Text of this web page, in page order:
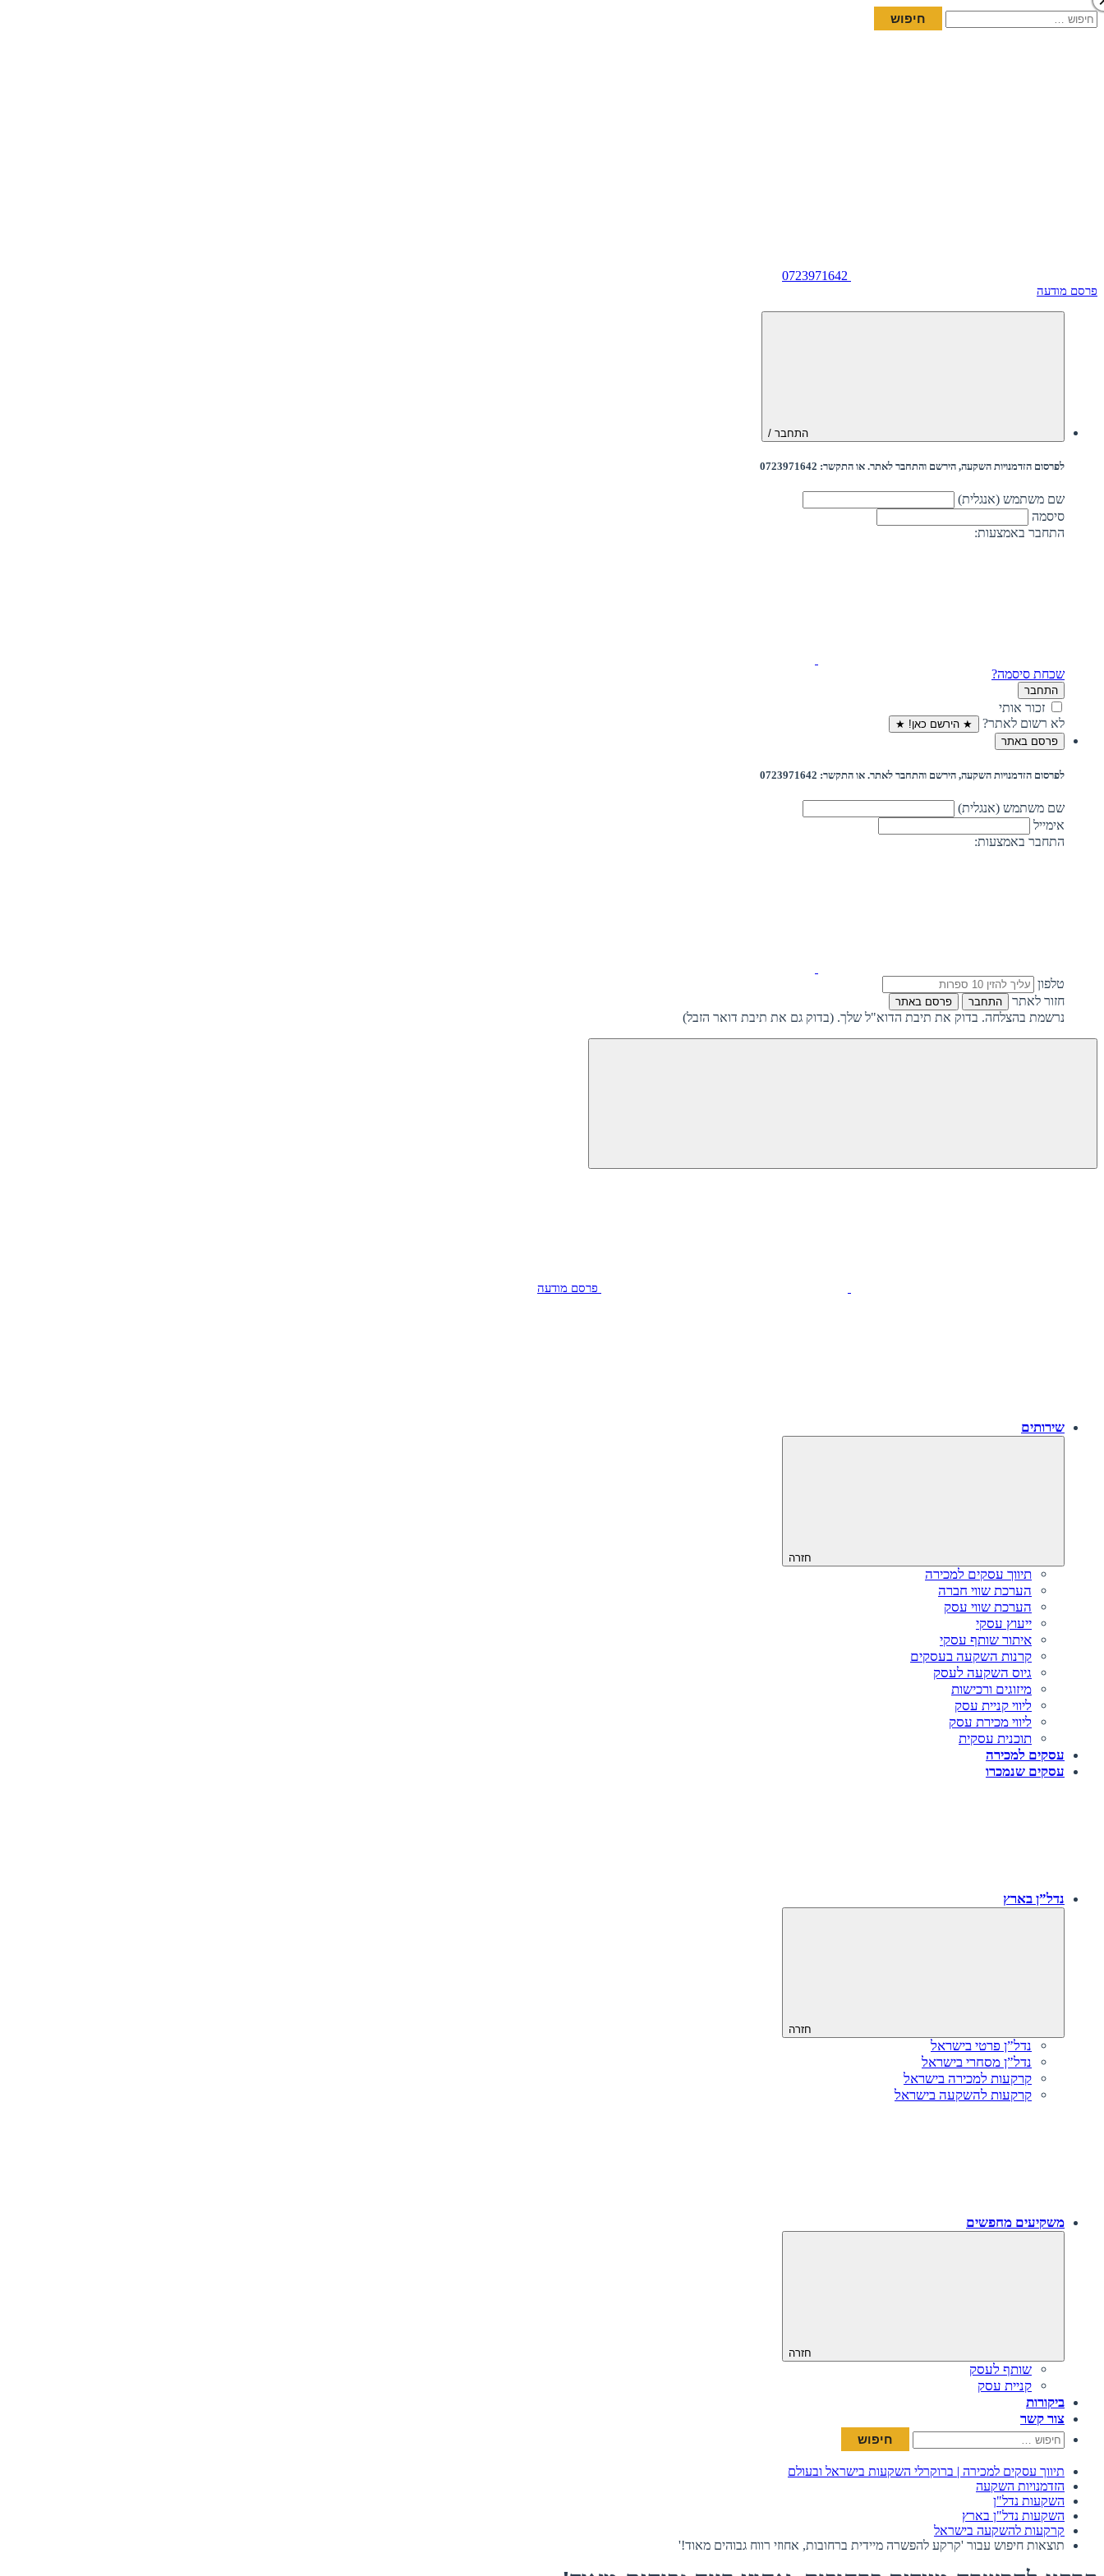
חיפוש:
0723971642
פרסם מודעה
התחבר /
לפרסום הזדמנויות השקעה, הירשם והתחבר לאתר. או התקשר: 0723971642
שם משתמש (אנגלית)
סיסמה
התחבר באמצעות:
שכחת סיסמה?
התחבר
זכור אותי
לא רשום לאתר?
★ הירשם כאן! ★
פרסם באתר
לפרסום הזדמנויות השקעה, הירשם והתחבר לאתר. או התקשר: 0723971642
שם משתמש (אנגלית)
אימייל
התחבר באמצעות:
טלפון
חזור לאתר
התחבר פרסם באתר
נרשמת בהצלחה. בדוק את תיבת הדוא"ל שלך. (בדוק גם את תיבת דואר הזבל)
פרסם מודעה
שירותים
חזרה
תיווך עסקים למכירה
הערכת שווי חברה
הערכת שווי עסק
ייעוץ עסקי
איתור שותף עסקי
קרנות השקעה בעסקים
גיוס השקעה לעסק‎‎
מיזוגים ורכישות
ליווי קניית עסק
ליווי מכירת עסק
תוכנית עסקית
עסקים למכירה
עסקים שנמכרו
נדל”ן בארץ
חזרה
נדל”ן פרטי בישראל
נדל”ן מסחרי בישראל
קרקעות למכירה בישראל
קרקעות להשקעה בישראל
משקיעים מחפשים
חזרה
שותף לעסק
קניית עסק
ביקורות
צור קשר
חיפוש:
תיווך עסקים למכירה | ברוקרלי השקעות בישראל ובעולם
הזדמנויות השקעה
השקעות נדל"ן
השקעות נדל"ן בארץ
קרקעות להשקעה בישראל
תוצאות חיפוש עבור 'קרקע להפשרה מיידית ברחובות, אחוזי רווח גבוהים מאוד!'